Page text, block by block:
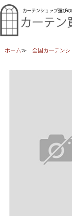
ホーム 全国カーテン